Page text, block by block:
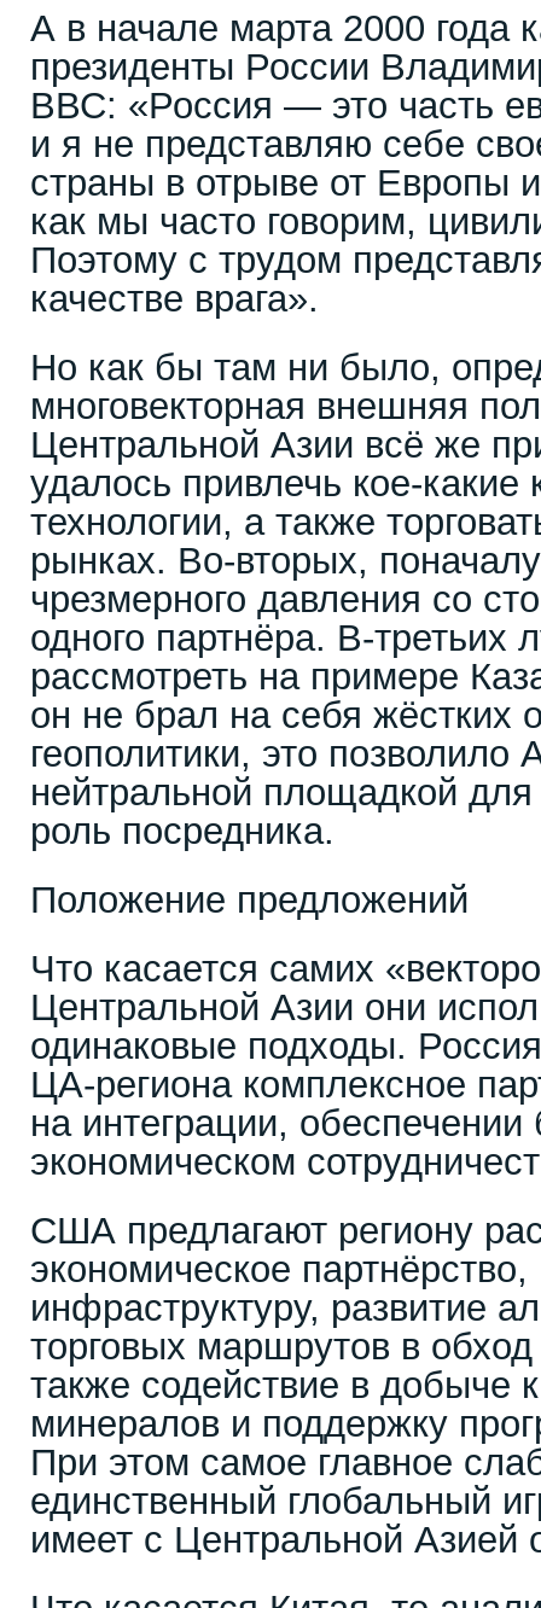
А в начале марта 2000 года
президенты России
ВВС: «Россия — это часть
и я не представляю себе
страны в отрыве от Европы
как мы часто говорим,
Поэтому с трудом
качестве врага».
Но как бы там ни было,
многовекторная внешняя
Центральной Азии всё же
удалось привлечь кое-какие
технологии, а также
рынках. Во-вторых,
чрезмерного давления со
одного партнёра. В-третьих
рассмотреть на примере
он не брал на себя жёстких
геополитики, это позволило
нейтральной площадкой для
роль посредника.
Положение предложений
Что касается самих
Центральной Азии они
одинаковые подходы.
ЦА-региона комплексное
на интеграции, обеспечении
экономическом
США предлагают региону
экономическое
инфраструктуру, развитие
торговых маршрутов в
также содействие в добыче
минералов и поддержку
При этом самое главное
единственный глобальный
имеет с Центральной Азией